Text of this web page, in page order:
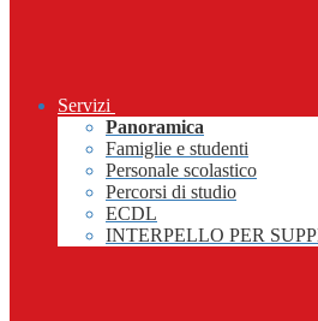
Servizi
Panoramica
Famiglie e studenti
Personale scolastico
Percorsi di studio
ECDL
INTERPELLO PER